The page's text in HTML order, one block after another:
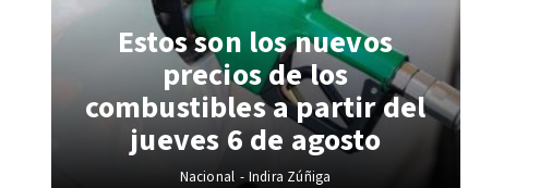
Estos son los nuevos
precios de los
combustibles a partir del
jueves 6 de agosto
Nacional Indira Zúñiga